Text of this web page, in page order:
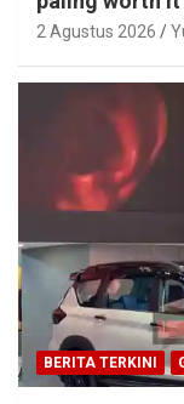
2 Agustus 2026
BERITA TERKINI